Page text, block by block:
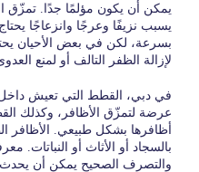
يمكن أن يكون مؤلمًا جدًا. تمزّق
يسبب نزيفًا وعرجًا وانزعاجًا
بسرعة، لكن في بعض الأحيان
لإزالة الظفر التالف أو لمنع
في دبي، القطط التي تعيش
أظافرها بشكل طبيعي. الأظافر
بالسجاد أو الأثاث أو النباتات.
والتصرف الصحيح يمكن أن